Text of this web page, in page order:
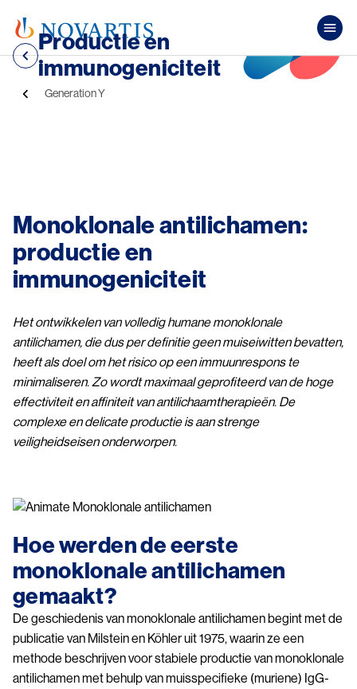
Productie en
immunogeniciteit
Kruimelpad
Generation Y
Monoklonale antilichamen:
productie en
immunogeniciteit
Het ontwikkelen van volledig humane monoklonale
antilichamen, die dus per definitie geen muiseiwitten bevatten,
heeft als doel om het risico op een immuunrespons te
minimaliseren. Zo wordt maximaal geprofiteerd van de hoge
effectiviteit en affiniteit van antilichaamtherapieën. De
complexe en delicate productie is aan strenge
veiligheidseisen onderworpen.
Image
Hoe werden de eerste
monoklonale antilichamen
gemaakt?
De geschiedenis van monoklonale antilichamen begint met de
publicatie van Milstein en Köhler uit 1975, waarin ze een
methode beschrijven voor stabiele productie van monoklonale
antilichamen met behulp van muisspecifieke (muriene) IgG-